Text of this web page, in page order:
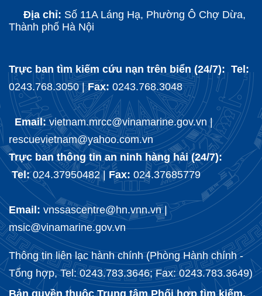
Địa chỉ: Số 11A Láng Hạ, Phường Ô Chợ Dừa,
Thành phố Hà Nội
Trực ban tìm kiếm cứu nạn trên biển (24/7): Tel:
0243.768.3050 |Fax: 0243.768.3048
Email:vietnam.mrcc@vinamarine.gov.vn |
rescuevietnam@yahoo.com.vn
Trực ban thông tin an ninh hàng hải (24/7):
Tel:024.37950482 | Fax: 024.37685779
Email: vnssascentre@hn.vnn.vn |
msic@vinamarine.gov.vn
Thông tin liên lạc hành chính (Phòng Hành chính -
Tổng hợp, Tel: 0243.783.3646; Fax: 0243.783.3649)
Bản quyền thuộc Trung tâm Phối hợp tìm kiếm,